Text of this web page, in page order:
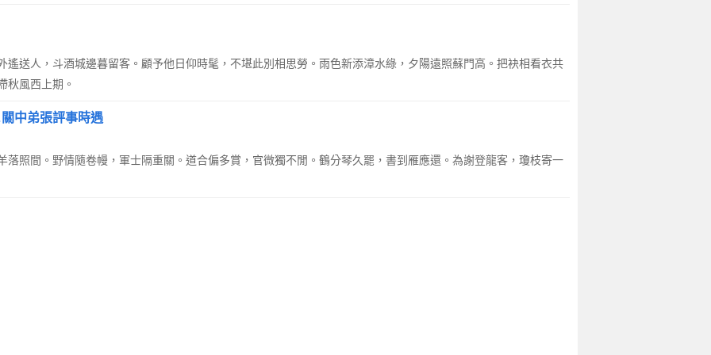
遙送人，斗酒城邊暮留客。顧予他日仰時髦，不堪此別相思勞。雨色新添漳水綠，夕陽遠照蘇門高。把袂相看衣共
秋風西上期。
中弟張評事時遇
落照間。野情隨卷幔，軍士隔重關。道合偏多賞，官微獨不閒。鶴分琴久罷，書到雁應還。為謝登龍客，瓊枝寄一